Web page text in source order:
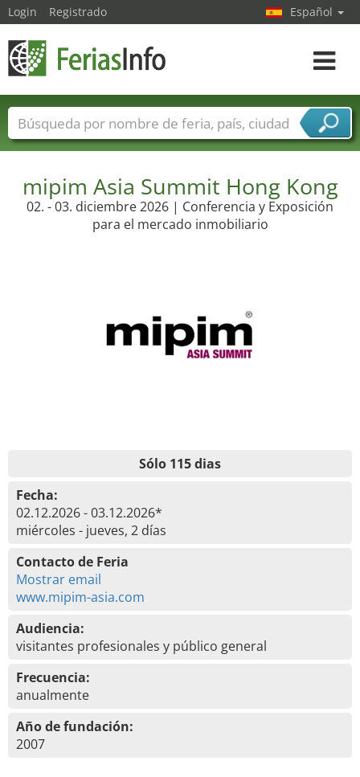
mipim Asia Summit Hong Kong
02. - 03. diciembre 2026 | Conferencia y Exposición
para el mercado inmobiliario
Sólo 115 dias
Fecha:
02.12.2026 - 03.12.2026*
miércoles - jueves, 2 días
Contacto de Feria
Mostrar email
www.mipim-asia.com
Audiencia:
visitantes profesionales y público general
Frecuencia:
anualmente
Año de fundación:
2007
Login Registrado Español
toggle
Nombres de ferias Países
Ciudades
Sectores de proveedor de servicios